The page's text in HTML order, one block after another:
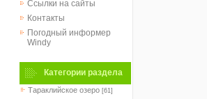
Ссылки на сайты
Контакты
Погодный информер
Windy
Категории раздела
Тараклийское озеро [61]